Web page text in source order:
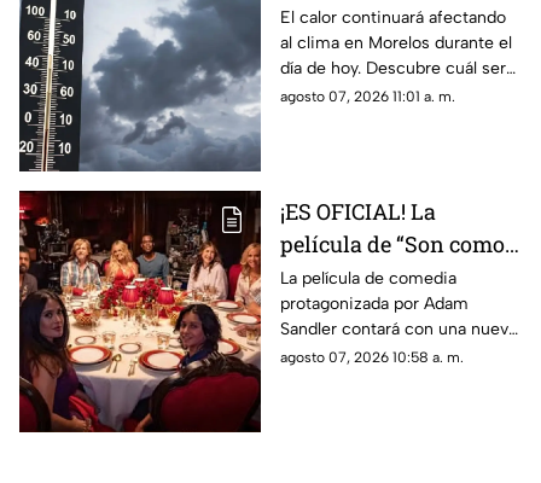
Morelos! Estos son los
municipios que
registrarán menos de
30 grados
El calor continuará afectando
al clima en Morelos durante el
día de hoy. Descubre cuál será
la temperatura máxima hoy
agosto 07, 2026 11:01 a. m.
¡ES OFICIAL! La
película de “Son como
niños” contará con una
tercera parte; estos
actores regresan
La película de comedia
protagonizada por Adam
Sandler contará con una nueva
entrega tras más de una
agosto 07, 2026 10:58 a. m.